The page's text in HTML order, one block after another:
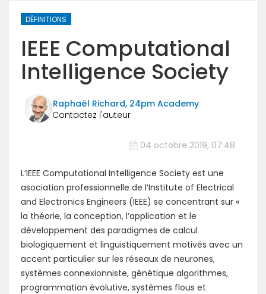
DÉFINITIONS
IEEE Computational
Intelligence Society
Raphaël Richard, 24pm Academy
04 octobre 2019, 07:48
L’IEEE Computational Intelligence Society est une
asociation professionnelle de l’Institute of Electrical
and Electronics Engineers (IEEE) se concentrant sur «
la théorie, la conception, l’application et le
développement des paradigmes de calcul
biologiquement et linguistiquement motivés avec un
accent particulier sur les réseaux de neurones,
systèmes connexionniste, génétique algorithmes,
programmation évolutive, systèmes flous et